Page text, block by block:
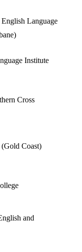
Language
Institute
Cross
Coast)
and